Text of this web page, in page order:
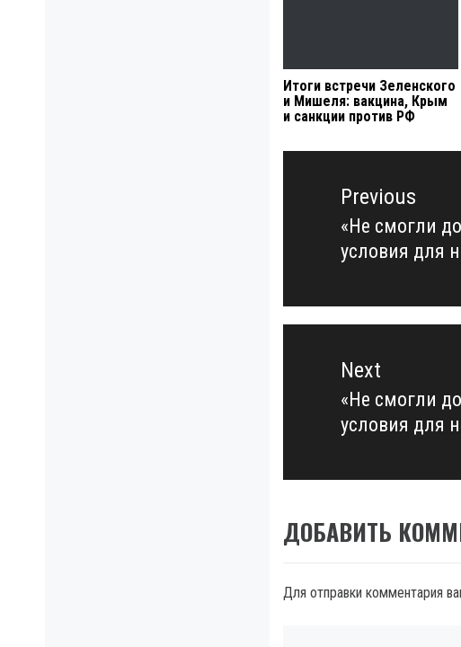
Итоги встречи Зеленского
и Мишеля: вакцина, Крым
и санкции против РФ
Навигация
записямPrevious
Previous
post:
«Не смогли
условия для
Next
Next
post:
«Не смогли
условия для
ДОБАВИТЬ
Для отправки комментария